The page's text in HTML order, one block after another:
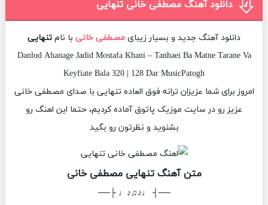
دانلود آهنگ مصطفی خانی تنهایی
دانلود آهنگ جدید و بسیار زیبای مصطفی خانی با نام تنهایی
Danlod Ahanage Jadid Mostafa Khani – Tanhaei Ba Matne Tarane Va
Keyfiate Bala 320 | 128 Dar MusicPatogh
امروز برای شما عزیزان ترانه فوق العاده تنهایی با صدای مصطفی خانی
عزیز رو در سایت موزیک پاتوق آماده کردیم، حتما این اهنگ رو
بشنوید و نظرتون رو بگید
متن آهنگ تنهایی مصطفی خانی
──┤ ♩♪♫♪♩ ├──